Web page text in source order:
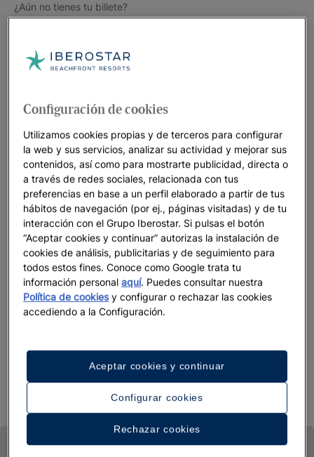
¿Aún no tienes tu billete?
Configuración de cookies
Utilizamos cookies propias y de terceros para configurar
la web y sus servicios, analizar su actividad y mejorar sus
contenidos, así como para mostrarte publicidad, directa o
a través de redes sociales, relacionada con tus
preferencias en base a un perfil elaborado a partir de tus
hábitos de navegación (por ej., páginas visitadas) y de tu
interacción con el Grupo Iberostar. Si pulsas el botón
“Aceptar cookies y continuar” autorizas la instalación de
cookies de análisis, publicitarias y de seguimiento para
todos estos fines. Conoce como Google trata tu
información personalaquí. Puedes consultar nuestra
Política de cookiesy configurar o rechazar las cookies
accediendo a la Configuración.
Configurar cookies
Rechazar cookies
Aceptar cookies y continuar